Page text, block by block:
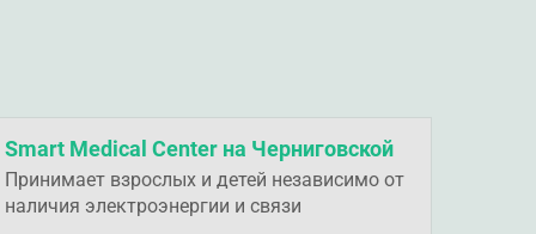
Smart Medical Center на Черниговской
Принимает взрослых и детей независимо от
наличия электроэнергии и связи